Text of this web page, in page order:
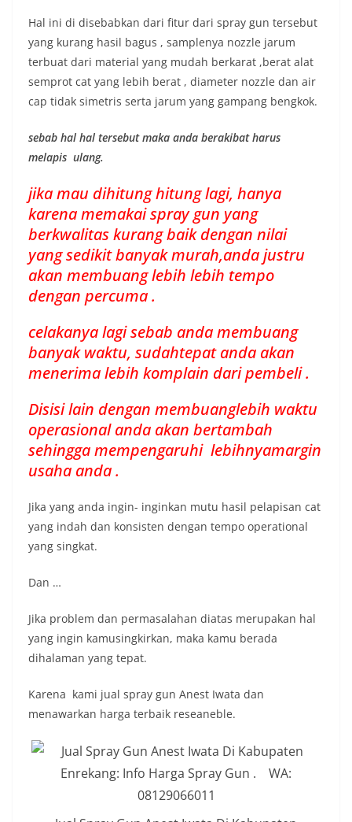
Hal ini di disebabkan dari fitur dari spray gun tersebut
yang kurang hasil bagus , samplenya nozzle jarum
terbuat dari material yang mudah berkarat ,berat alat
semprot cat yang lebih berat , diameter nozzle dan air
cap tidak simetris serta jarum yang gampang bengkok.
sebab hal hal tersebut maka anda berakibat harus
melapis ulang.
jika mau dihitung hitung lagi, hanya
karena memakai spray gun yang
berkwalitas kurang baik dengan nilai
yang sedikit banyak murah,anda justru
akan membuang lebih lebih tempo
dengan percuma .
celakanya lagi sebab anda membuang
banyak waktu, sudahtepat anda akan
menerima lebih komplain dari pembeli .
Disisi lain dengan membuanglebih waktu
operasional anda akan bertambah
sehingga mempengaruhi lebihnyamargin
usaha anda .
Jika yang anda ingin- inginkan mutu hasil pelapisan cat
yang indah dan konsisten dengan tempo operational
yang singkat.
Dan …
Jika problem dan permasalahan diatas merupakan hal
yang ingin kamusingkirkan, maka kamu berada
dihalaman yang tepat.
Karena kami jual spray gun Anest Iwata dan
menawarkan harga terbaik reseaneble.